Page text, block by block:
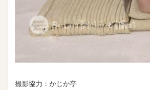
撮影協力：かじか亭